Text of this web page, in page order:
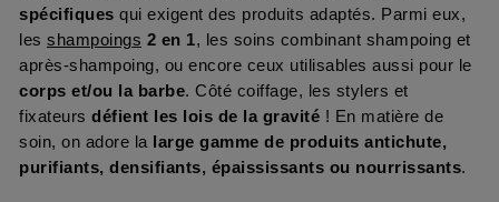
spécifiques qui exigent des produits adaptés. Parmi eux,
les shampoings 2 en 1, les soins combinant shampoing et
après-shampoing, ou encore ceux utilisables aussi pour le
corps et/ou la barbe. Côté coiffage, les stylers et
fixateurs défient les lois de la gravité ! En matière de
soin, on adore la large gamme de produits antichute,
purifiants, densifiants, épaississants ou nourrissants.